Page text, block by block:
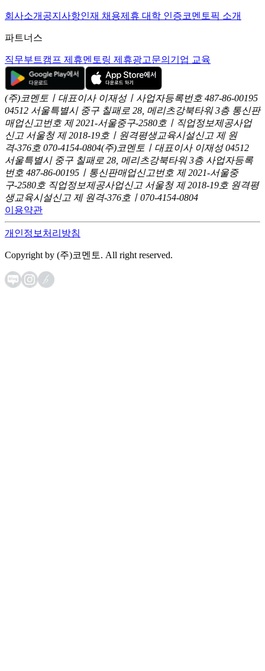
회사소개 공지사항인재 채용제휴 대학 인증코멘토픽 소개
파트너스
직무부트캠프 제휴멘토링 제휴광고문의 기업 교육
(주)코멘토ㅣ대표이사 이재성ㅣ사업자등록번호 487-86-00195
04512 서울특별시 중구 칠패로 28, 메리츠강북타워 3층 통신판
매업신고번호 제 2021-서울중구-2580호ㅣ직업정보제공사업
신고 서울청 제 2018-19호ㅣ원격평생교육시설신고 제 원
격-376호 070-4154-0804(주)코멘토ㅣ대표이사 이재성 04512
서울특별시 중구 칠패로 28, 메리츠강북타워 3층 사업자등록
번호 487-86-00195ㅣ통신판매업신고번호 제 2021-서울중
구-2580호 직업정보제공사업신고 서울청 제 2018-19호 원격평
생교육시설신고 제 원격-376호ㅣ070-4154-0804
이용약관
개인정보처리방침
Copyright by (주)코멘토. All right reserved.